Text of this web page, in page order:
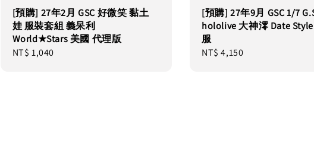
[預購] 27年2月 GSC 好微笑 黏土
娃 服裝套組 義呆利
World★Stars 美國 代理版
Regular
NT$ 1,040
[預購] 27年9月 GSC 1/7
hololive 大神澪 Date
服
Regular
NT$ 4,150